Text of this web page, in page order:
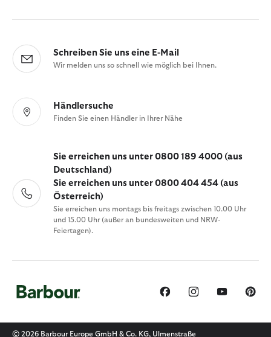
Schreiben Sie uns eine E-Mail
Wir melden uns so schnell wie möglich bei Ihnen.
Händlersuche
Finden Sie einen Händler in Ihrer Nähe
Sie erreichen uns unter 0800 189 4000 (aus
Deutschland)
Sie erreichen uns unter 0800 404 454 (aus
Österreich)
Sie erreichen uns montags bis freitags zwischen 10.00 Uhr
und 15.00 Uhr (außer an bundesweiten und NRW-
Feiertagen).
© 2026 Barbour Europe GmbH & Co. KG, Ulmenstraße